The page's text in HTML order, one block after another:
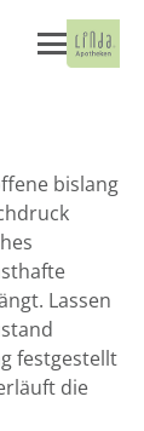
bislang
Lassen
festgestellt
die